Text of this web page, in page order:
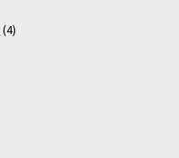
44